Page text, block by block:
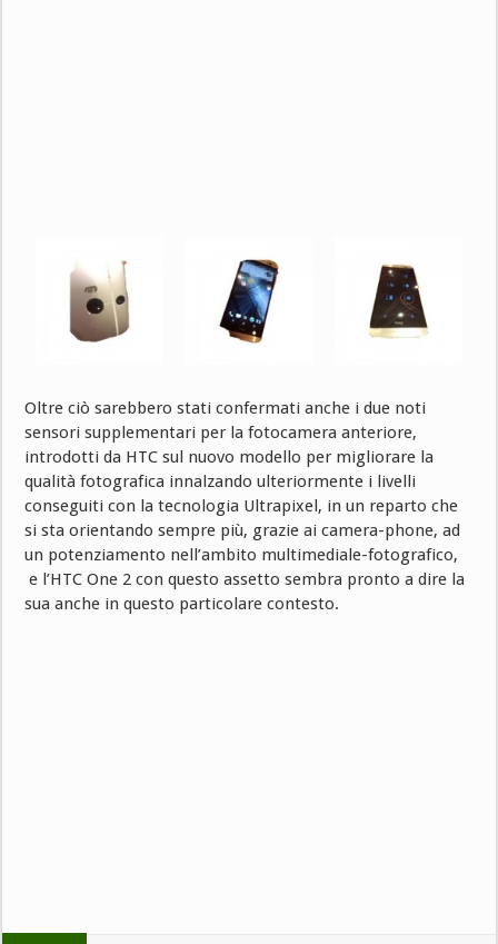
Oltre ciò sarebbero stati confermati anche i due noti
sensori supplementari per la fotocamera anteriore,
introdotti da HTC sul nuovo modello per migliorare la
qualità fotografica innalzando ulteriormente i livelli
conseguiti con la tecnologia Ultrapixel, in un reparto che
si sta orientando sempre più, grazie ai camera-phone, ad
un potenziamento nell’ambito multimediale-fotografico,
e l’HTC One 2 con questo assetto sembra pronto a dire la
sua anche in questo particolare contesto.